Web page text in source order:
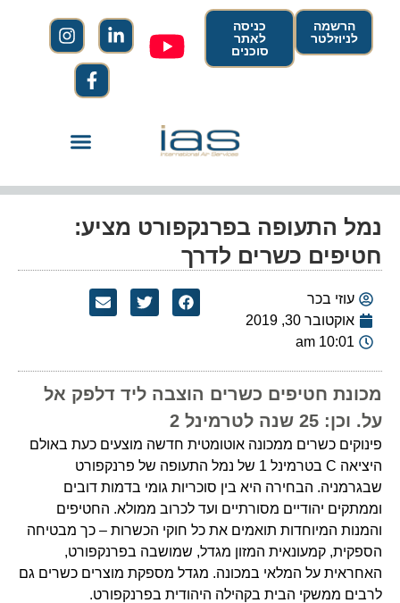
הרשמה
לניוזלטר
כניסה
לאתר
סוכנים
נמל התעופה בפרנקפורט מציע:
חטיפים כשרים לדרך
עוזי בכר
אוקטובר 30, 2019
10:01 am
מכונת חטיפים כשרים הוצבה ליד דלפק אל
על. וכן: 25 שנה לטרמינל 2
פינוקים כשרים ממכונה אוטומטית חדשה מוצעים כעת באולם
היציאה C בטרמינל 1 של נמל התעופה של פרנקפורט
שבגרמניה. הבחירה היא בין סוכריות גומי בדמות דובים
וממתקים יהודיים מסורתיים ועד לכרוב ממולא. החטיפים
והמנות המיוחדות תואמים את כל חוקי הכשרות – כך מבטיחה
הספקית, קמעונאית המזון מגדל, שמושבה בפרנקפורט,
האחראית על המלאי במכונה. מגדל מספקת מוצרים כשרים גם
לרבים ממשקי הבית בקהילה היהודית בפרנקפורט.